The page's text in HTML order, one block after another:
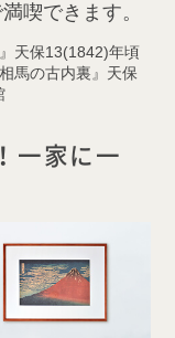
喫できます。
天保13(1842)年頃
馬の古内裏』天保
一家に一